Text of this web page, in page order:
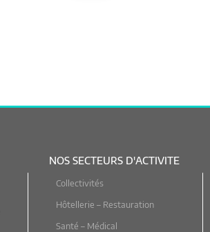
NOS SECTEURS D'ACTIVITE
Collectivités
Hôtellerie – Restauration
Santé – Médical